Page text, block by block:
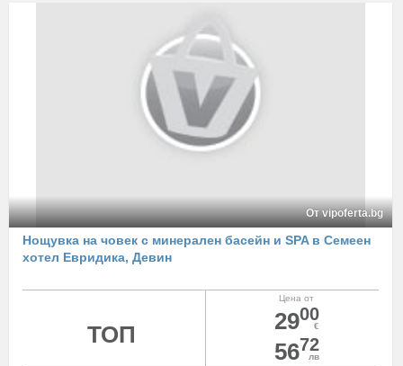
От vipoferta.bg
Нощувка на човек с минерален басейн и SPA в Семеен
хотел Евридика, Девин
Цена от
2900
€
5672
лв
ТОП